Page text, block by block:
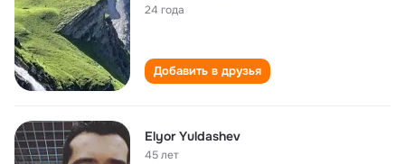
24 года
Добавить в друзья
Elyor Yuldashev
45 лет